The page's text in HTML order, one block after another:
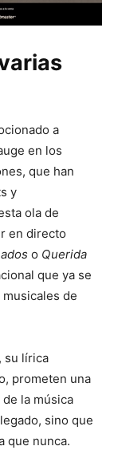
a
en los
que han
y
ola de
en directo
o Querida
que ya se
de
, su lírica
prometen una
la música
sino que
que nunca.